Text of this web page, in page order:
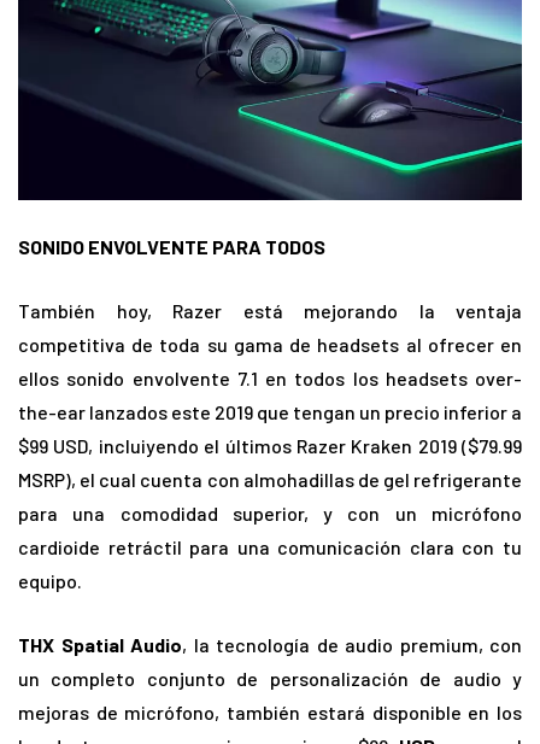
SONIDO ENVOLVENTE PARA TODOS
También hoy, Razer está mejorando la ventaja
competitiva de toda su gama de headsets al ofrecer en
ellos sonido envolvente 7.1 en todos los headsets over-
the-ear lanzados este 2019 que tengan un precio inferior a
$99 USD, incluiyendo el últimos Razer Kraken 2019 ($79.99
MSRP), el cual cuenta con almohadillas de gel refrigerante
para una comodidad superior, y con un micrófono
cardioide retráctil para una comunicación clara con tu
equipo.
THX Spatial Audio, la tecnología de audio premium, con
un completo conjunto de personalización de audio y
mejoras de micrófono, también estará disponible en los